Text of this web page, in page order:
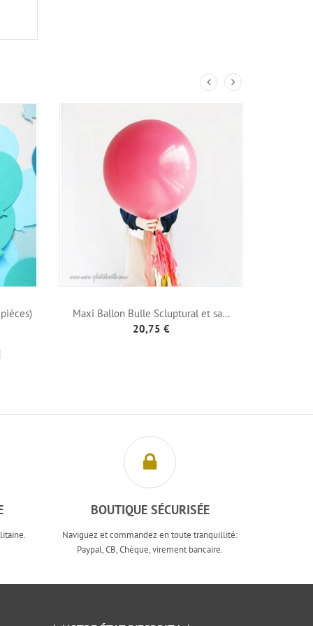
Maxi Ballon Bulle Scluptural et sa...
20,75 €
BOUTIQUE SÉCURISÉE
Naviguez et commandez en toute tranquillité:
Paypal, CB, Chèque, virement bancaire.